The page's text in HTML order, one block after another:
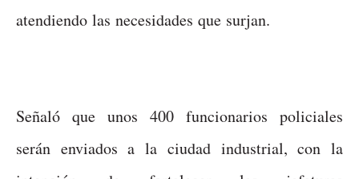
atendiendo las necesidades que surjan.
Señaló que unos 400 funcionarios policiales
serán enviados a la ciudad industrial, con la